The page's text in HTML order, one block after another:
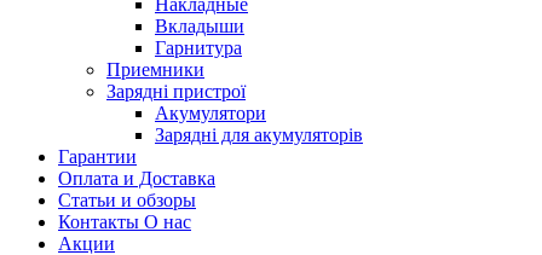
Вкладыши
Гарнитура
Приемники
Зарядні пристрої
Акумулятори
Зарядні для акумуляторів
Гарантии
Оплата и Доставка
Статьи и обзоры
Контакты О нас
Акции